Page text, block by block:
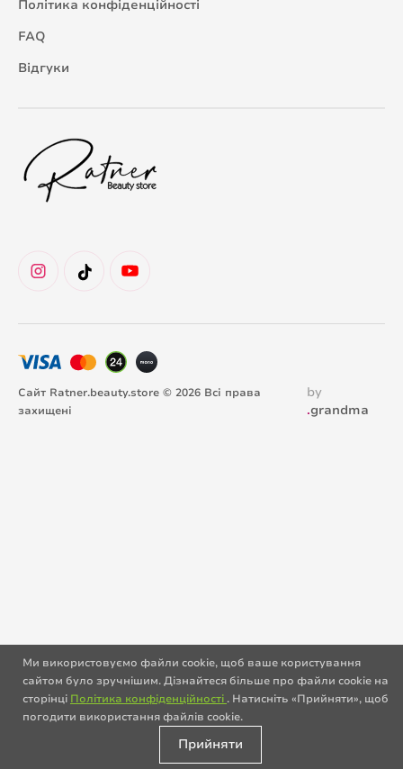
Політика конфіденційності
FAQ
Відгуки
Сайт Ratner.beauty.store © 2026 Всі права
захищені
by
.grandma
Ми використовуємо файли cookie, щоб ваше користування
сайтом було зручнішим. Дізнайтеся більше про файли cookie на
сторінці Політика конфіденційності . Натисніть «Прийняти», щоб
погодити використання файлів cookie.
Прийняти